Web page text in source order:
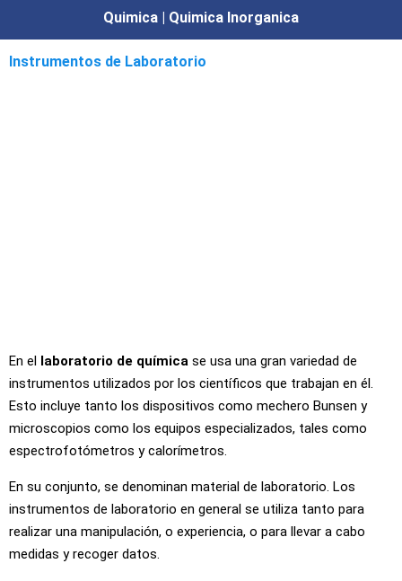
Quimica | Quimica Inorganica
Instrumentos de Laboratorio
En el laboratorio de química se usa una gran variedad de
instrumentos utilizados por los científicos que trabajan en él.
Esto incluye tanto los dispositivos como mechero Bunsen y
microscopios como los equipos especializados, tales como
espectrofotómetros y calorímetros.
En su conjunto, se denominan material de laboratorio. Los
instrumentos de laboratorio en general se utiliza tanto para
realizar una manipulación, o experiencia, o para llevar a cabo
medidas y recoger datos.